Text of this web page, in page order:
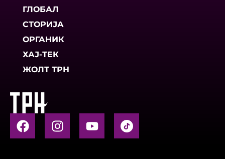
ГЛОБАЛ
СТОРИЈА
ОРГАНИК
ХАЈ-ТЕК
ЖОЛТ ТРН